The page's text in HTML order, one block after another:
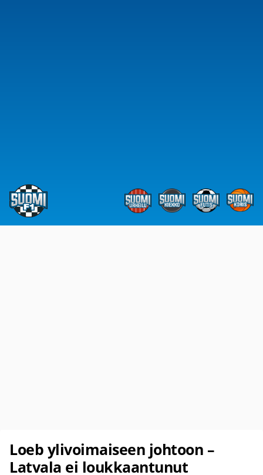
Loeb ylivoimaiseen johtoon –
Latvala ei loukkaantunut